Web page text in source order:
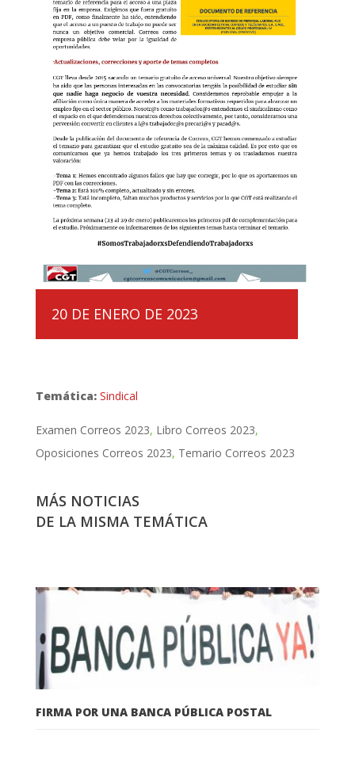
20 DE ENERO DE 2023
Temática: Sindical
Examen Correos 2023 Libro Correos 2023
Oposiciones Correos 2023 Temario Correos 2023
MÁS NOTICIAS
DE LA MISMA TEMÁTICA
FIRMA POR UNA BANCA PÚBLICA POSTAL